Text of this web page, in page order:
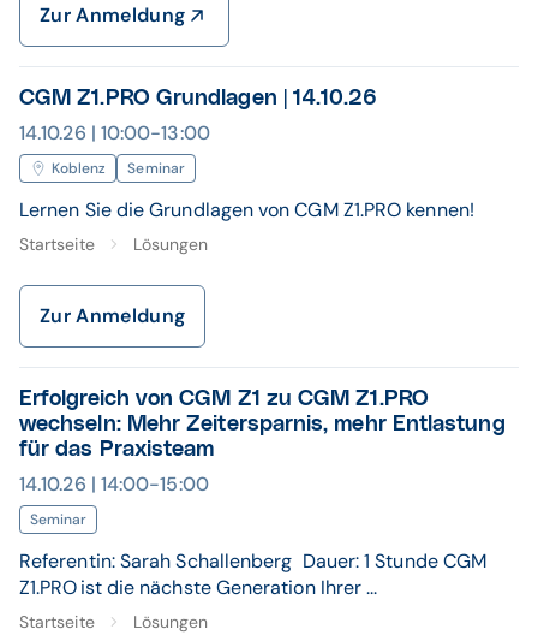
Zur Anmeldung
CGM Z1.PRO Grundlagen | 14.10.26
14.10.26 | 10:00-13:00
Koblenz Seminar
Lernen Sie die Grundlagen von CGM Z1.PRO kennen!
Startseite Lösungen
Zur Anmeldung
Erfolgreich von CGM Z1 zu CGM Z1.PRO
wechseln: Mehr Zeitersparnis, mehr Entlastung
für das Praxisteam
14.10.26 | 14:00-15:00
Seminar
Referentin: Sarah Schallenberg Dauer: 1 Stunde CGM
Z1.PRO ist die nächste Generation Ihrer ...
Startseite Lösungen